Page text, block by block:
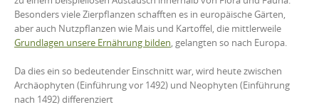
Besonders viele Zierpflanzen schafften es in europäische Gärten,
aber auch Nutzpflanzen wie Mais und Kartoffel, die mittlerweile
Grundlagen unsere Ernährung bilden, gelangten so nach Europa.
Da dies ein so bedeutender Einschnitt war, wird heute zwischen
Archäophyten (Einführung vor 1492) und Neophyten (Einführung
nach 1492) differenziert